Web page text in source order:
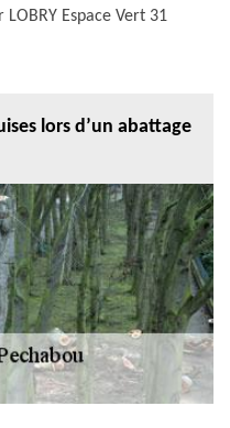
Espace Vert 31
lors d’un abattage